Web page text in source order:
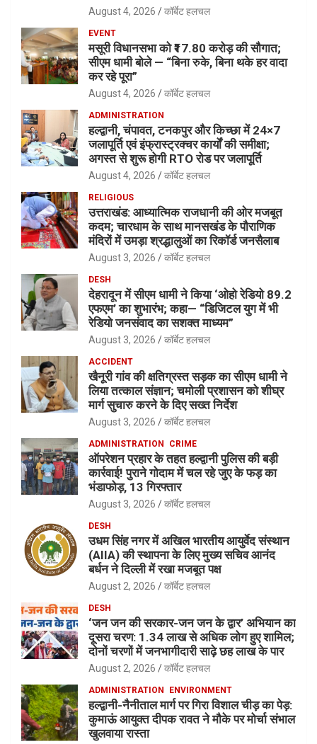
August 4, 2026 कॉर्बेट हलचल
EVENT
मसूरी विधानसभा को ₹17.80 करोड़ की सौगात;
सीएम धामी बोले — “बिना रुके, बिना थके हर वादा
कर रहे पूरा”
August 4, 2026 कॉर्बेट हलचल
ADMINISTRATION
हल्द्वानी, चंपावत, टनकपुर और किच्छा में 24×7
जलापूर्ति एवं इंफ्रास्ट्रक्चर कार्यों की समीक्षा;
अगस्त से शुरू होगी RTO रोड पर जलापूर्ति
August 4, 2026 कॉर्बेट हलचल
RELIGIOUS
उत्तराखंड: आध्यात्मिक राजधानी की ओर मजबूत
कदम; चारधाम के साथ मानसखंड के पौराणिक
मंदिरों में उमड़ा श्रद्धालुओं का रिकॉर्ड जनसैलाब
August 3, 2026 कॉर्बेट हलचल
DESH
देहरादून में सीएम धामी ने किया ‘ओहो रेडियो 89.2
एफएम’ का शुभारंभ; कहा— “डिजिटल युग में भी
रेडियो जनसंवाद का सशक्त माध्यम”
August 3, 2026 कॉर्बेट हलचल
ACCIDENT
खैनूरी गांव की क्षतिग्रस्त सड़क का सीएम धामी ने
लिया तत्काल संज्ञान; चमोली प्रशासन को शीघ्र
मार्ग सुचारु करने के दिए सख्त निर्देश
August 3, 2026 कॉर्बेट हलचल
ADMINISTRATION CRIME
ऑपरेशन प्रहार के तहत हल्द्वानी पुलिस की बड़ी
कार्रवाई! पुराने गोदाम में चल रहे जुए के फड़ का
भंडाफोड़, 13 गिरफ्तार
August 3, 2026 कॉर्बेट हलचल
DESH
उधम सिंह नगर में अखिल भारतीय आयुर्वेद संस्थान
(AIIA) की स्थापना के लिए मुख्य सचिव आनंद
बर्धन ने दिल्ली में रखा मजबूत पक्ष
August 2, 2026 कॉर्बेट हलचल
DESH
‘जन जन की सरकार-जन जन के द्वार’ अभियान का
दूसरा चरण: 1.34 लाख से अधिक लोग हुए शामिल;
दोनों चरणों में जनभागीदारी साढ़े छह लाख के पार
August 2, 2026 कॉर्बेट हलचल
ADMINISTRATION ENVIRONMENT
हल्द्वानी-नैनीताल मार्ग पर गिरा विशाल चीड़ का पेड़:
कुमाऊं आयुक्त दीपक रावत ने मौके पर मोर्चा संभाल
खुलवाया रास्ता